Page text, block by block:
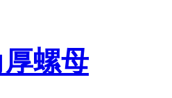
螺母